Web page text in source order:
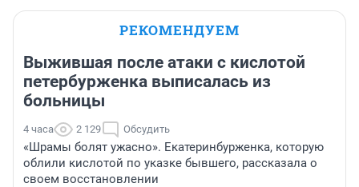
РЕКОМЕНДУЕМ
Выжившая после атаки с кислотой
петербурженка выписалась из
больницы
4 часа 2 129 Обсудить
«Шрамы болят ужасно». Екатеринбурженка, которую
облили кислотой по указке бывшего, рассказала о
своем восстановлении